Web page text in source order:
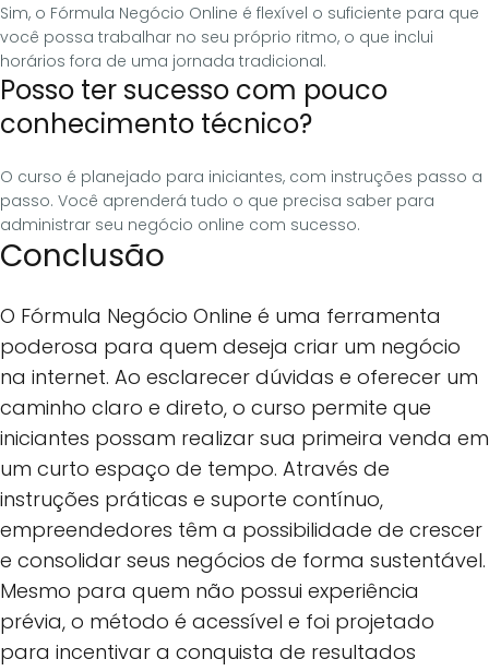
Sim, o Fórmula Negócio Online é flexível o suficiente para que
você possa trabalhar no seu próprio ritmo, o que inclui
horários fora de uma jornada tradicional.
Posso ter sucesso com pouco
conhecimento técnico?
O curso é planejado para iniciantes, com instruções passo a
passo. Você aprenderá tudo o que precisa saber para
administrar seu negócio online com sucesso.
Conclusão
O Fórmula Negócio Online é uma ferramenta
poderosa para quem deseja criar um negócio
na internet. Ao esclarecer dúvidas e oferecer um
caminho claro e direto, o curso permite que
iniciantes possam realizar sua primeira venda em
um curto espaço de tempo. Através de
instruções práticas e suporte contínuo,
empreendedores têm a possibilidade de crescer
e consolidar seus negócios de forma sustentável.
Mesmo para quem não possui experiência
prévia, o método é acessível e foi projetado
para incentivar a conquista de resultados